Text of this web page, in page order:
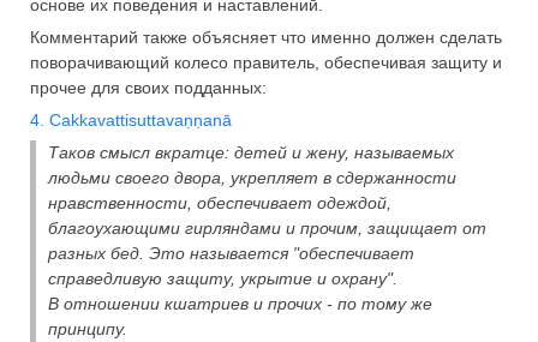
основе их поведения и наставлений.
Комментарий также объясняет что именно должен сделать
поворачивающий колесо правитель, обеспечивая защиту и
прочее для своих подданных:
4. Cakkavattisuttavaṇṇanā
Таков смысл вкратце: детей и жену, называемых
людьми своего двора, укрепляет в сдержанности
нравственности, обеспечивает одеждой,
благоухающими гирляндами и прочим, защищает от
разных бед. Это называется "обеспечивает
справедливую защиту, укрытие и охрану".
В отношении кшатриев и прочих - по тому же
принципу.